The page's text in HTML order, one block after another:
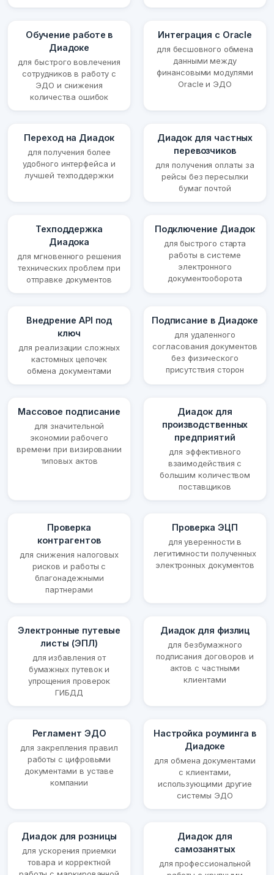
Обучение работе в
Диадоке
для быстрого вовлечения
сотрудников в работу с
ЭДО и снижения
количества ошибок
Интеграция с Oracle
для бесшовного обмена
данными между
финансовыми модулями
Oracle и ЭДО
Переход на Диадок
для получения более
удобного интерфейса и
лучшей техподдержки
Диадок для частных
перевозчиков
для получения оплаты за
рейсы без пересылки
бумаг почтой
Техподдержка
Диадока
для мгновенного решения
технических проблем при
отправке документов
Подключение Диадок
для быстрого старта
работы в системе
электронного
документооборота
Внедрение API под
ключ
для реализации сложных
кастомных цепочек
обмена документами
Подписание в Диадоке
для удаленного
согласования документов
без физического
присутствия сторон
Массовое подписание
для значительной
экономии рабочего
времени при визировании
типовых актов
Диадок для
производственных
предприятий
для эффективного
взаимодействия с
большим количеством
поставщиков
Проверка
контрагентов
для снижения налоговых
рисков и работы с
благонадежными
партнерами
Проверка ЭЦП
для уверенности в
легитимности полученных
электронных документов
Электронные путевые
листы (ЭПЛ)
для избавления от
бумажных путевок и
упрощения проверок
ГИБДД
Диадок для физлиц
для безбумажного
подписания договоров и
актов с частными
клиентами
Регламент ЭДО
для закрепления правил
работы с цифровыми
документами в уставе
компании
Настройка роуминга в
Диадоке
для обмена документами
с клиентами,
использующими другие
системы ЭДО
Диадок для розницы
для ускорения приемки
товара и корректной
Диадок для
самозанятых
для профессиональной